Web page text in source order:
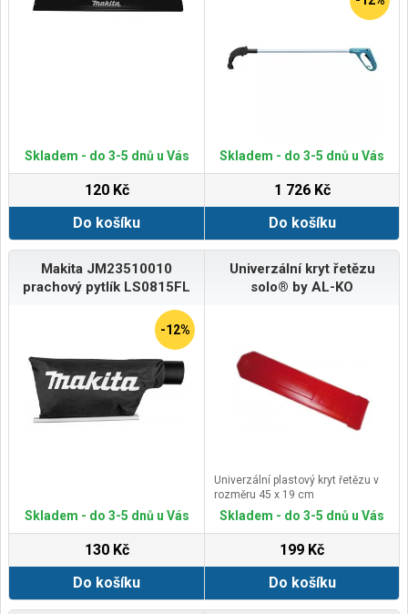
Skladem - do 3-5 dnů u Vás
120 Kč
Do košíku
Skladem - do 3-5 dnů u Vás
1 726 Kč
Do košíku
Makita JM23510010
prachový pytlík LS0815FL
-12%
Skladem - do 3-5 dnů u Vás
130 Kč
Do košíku
Univerzální kryt řetězu
solo® by AL-KO
Univerzální plastový kryt řetězu v
rozměru 45 x 19 cm
Skladem - do 3-5 dnů u Vás
199 Kč
Do košíku